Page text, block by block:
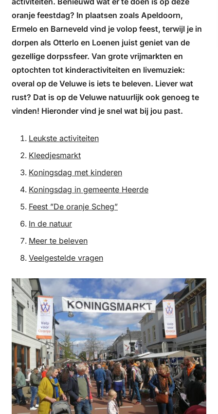
oranje feestdag? In plaatsen zoals Apeldoorn,
Ermelo en Barneveld vind je volop feest, terwijl je in
dorpen als Otterlo en Loenen juist geniet van de
gezellige dorpssfeer. Van grote vrijmarkten en
optochten tot kinderactiviteiten en livemuziek:
overal op de Veluwe is iets te beleven. Liever wat
rust? Dat is op de Veluwe natuurlijk ook genoeg te
vinden! Hieronder vind je snel wat bij jou past.
Leukste activiteiten
Kleedjesmarkt
Koningsdag met kinderen
Koningsdag in gemeente Heerde
Feest ”De oranje Scheg”
In de natuur
Meer te beleven
Veelgestelde vragen